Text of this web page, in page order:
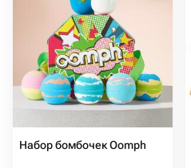
Набор бомбочек Oomph